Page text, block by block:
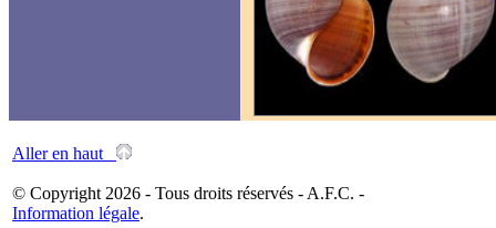
Aller en haut
© Copyright 2026 - Tous droits réservés - A.F.C. -
Information légale.